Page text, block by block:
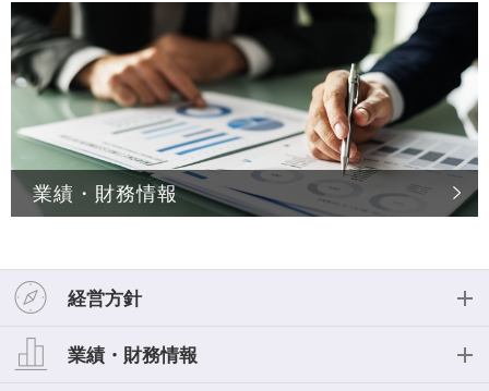
経営方針
経営方針
業績・財務情報
業績・財務情報